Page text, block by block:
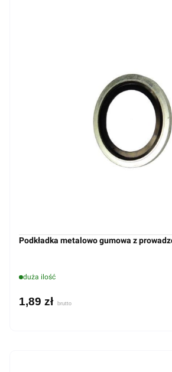
Podkładka metalowo gumowa z
duża ilość
1,89 zł